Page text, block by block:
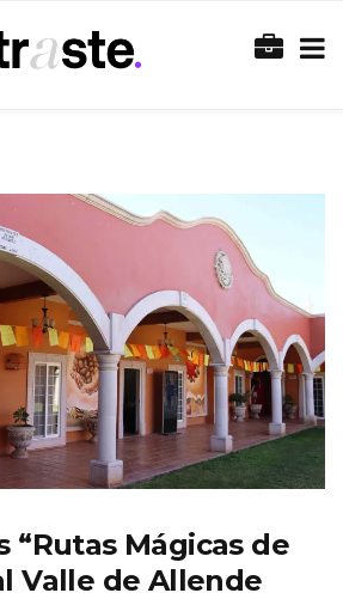
“Rutas Mágicas de
Valle de Allende